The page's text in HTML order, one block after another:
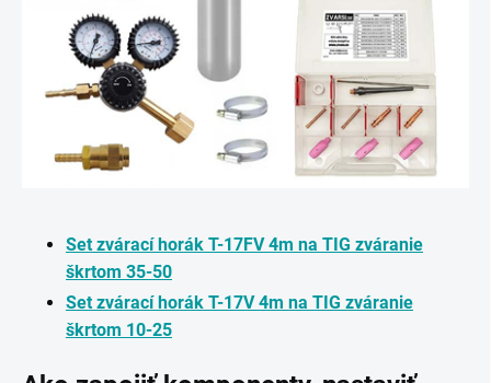
Set zvárací horák T-17FV 4m na TIG zváranie
škrtom 35-50
Set zvárací horák T-17V 4m na TIG zváranie
škrtom 10-25